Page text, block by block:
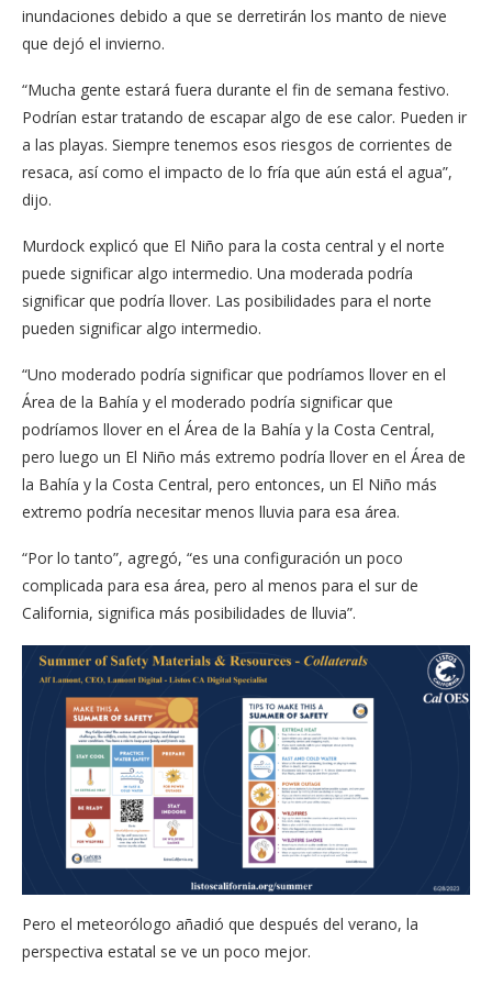
inundaciones debido a que se derretirán los manto de nieve
que dejó el invierno.
“​Mucha gente estará fuera durante el fin de semana festivo.
Podrían estar tratando de escapar algo de ese calor. Pueden ir
a las playas. Siempre tenemos esos riesgos de corrientes de
resaca, así como el impacto de lo fría que aún está el agua”,
dijo.
Murdock explicó que El Niño para la costa central y el norte
puede significar algo intermedio. Una moderada podría
significar que podría llover. Las posibilidades para el norte
pueden significar algo intermedio.
“Uno moderado podría significar que podríamos llover en el
Área de la Bahía y el moderado podría significar que
podríamos llover en el Área de la Bahía y la Costa Central,
pero luego un El Niño más extremo podría llover en el Área de
la Bahía y la Costa Central, pero entonces, un El Niño más
extremo podría necesitar menos lluvia para esa área.
“Por lo tanto”, agregó, “es una configuración un poco
complicada para esa área, pero al menos para el sur de
California, significa más posibilidades de lluvia”.
Pero el meteorólogo añadió que después del verano, la
perspectiva estatal se ve un poco mejor.